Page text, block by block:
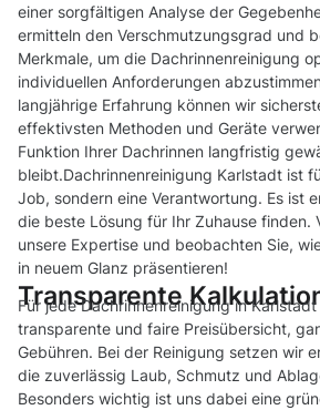
einer sorgfältigen Analyse der
ermitteln den Verschmutzungsgrad und
Merkmale, um die Dachrinnenreinigung
individuellen Anforderungen
langjährige Erfahrung können wir
effektivsten Methoden und Geräte
Funktion Ihrer Dachrinnen langfristig
bleibt.Dachrinnenreinigung Karlstadt ist
Job, sondern eine Verantwortung. Es ist
die beste Lösung für Ihr Zuhause finden.
unsere Expertise und beobachten Sie,
in neuem Glanz präsentieren!
Transparente
Für jede Dachrinnenreinigung in
transparente und faire Preisübersicht,
Gebühren. Bei der Reinigung setzen wir
die zuverlässig Laub, Schmutz und
Besonders wichtig ist uns dabei eine